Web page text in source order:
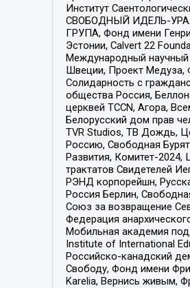
Институт
СВОБОДНЫЙ ИДЕЛЬ-УРАЛ,
ГРУПА, Фонд имени
Эстонии, Calvert 22
Международный научный
Швеции, Проект Медуза,
Солидарность с
общества Россия,
церквей TCCN, Агора,
Белорусский дом прав
TVR Studios, ТВ Дождь,
Россию, Свободная
Развития, Комитет-
трактатов Свидетелей
РЭНД корпорейшн,
Россия Берлин,
Союз за возвращение
Федерация
Мобильная академия
Institute of International
Российско-канадский
Свободу, Фонд имени
Karelia, Вернись живым,